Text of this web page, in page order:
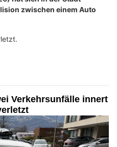
zwischen einem Auto
Verkehrsunfälle innert